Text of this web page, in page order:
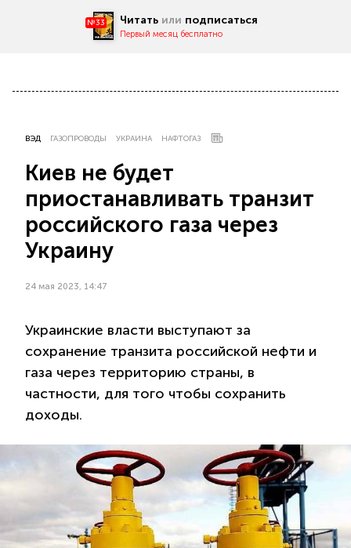
№33 Читать или подписаться
Первый месяц бесплатно
ВЭД ГАЗОПРОВОДЫ УКРАИНА НАФТОГАЗ
Киев не будет
приостанавливать транзит
российского газа через
Украину
24 мая 2023, 14:47
Украинские власти выступают за
сохранение транзита российской нефти и
газа через территорию страны, в
частности, для того чтобы сохранить
доходы.